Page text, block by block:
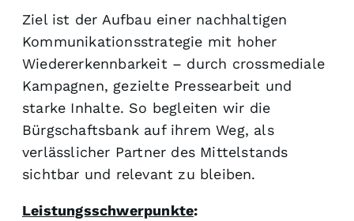
Ziel ist der Aufbau einer nachhaltigen
Kommunikationsstrategie mit hoher
Wiedererkennbarkeit – durch crossmediale
Kampagnen, gezielte Pressearbeit und
starke Inhalte. So begleiten wir die
Bürgschaftsbank auf ihrem Weg, als
verlässlicher Partner des Mittelstands
sichtbar und relevant zu bleiben.
Leistungsschwerpunkte: